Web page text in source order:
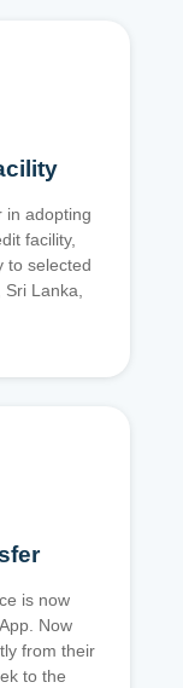
in adopting
facility,
to selected
Sri Lanka,
is now
Now
from their
to the